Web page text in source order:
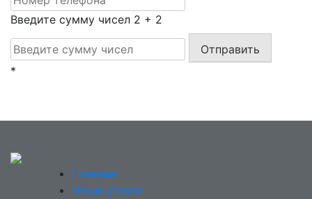
Введите сумму чисел 2 + 2
Отправить
*
Главная
Наши услуги